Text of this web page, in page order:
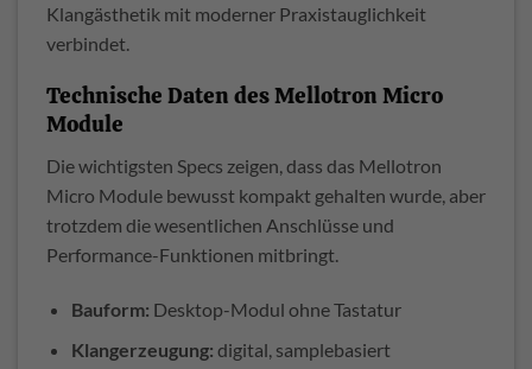
Klangästhetik mit moderner Praxistauglichkeit
verbindet.
Technische Daten des Mellotron Micro
Module
Die wichtigsten Specs zeigen, dass das Mellotron
Micro Module bewusst kompakt gehalten wurde, aber
trotzdem die wesentlichen Anschlüsse und
Performance-Funktionen mitbringt.
Bauform: Desktop-Modul ohne Tastatur
Klangerzeugung: digital, samplebasiert